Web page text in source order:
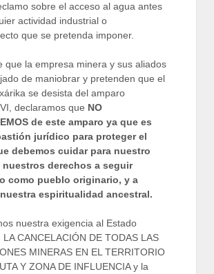
sobre el acceso al agua antes
actividad industrial o
que se pretenda imponer.
que la empresa minera y sus aliados
de maniobrar y pretenden que el
se desista del amparo
declaramos que NO
de este amparo ya que es
jurídico para proteger el
debemos cuidar para nuestro
nuestros derechos a seguir
como pueblo originario, y a
espiritualidad ancestral.
nuestra exigencia al Estado
LA CANCELACIÓN DE TODAS LAS
MINERAS EN EL TERRITORIO
Y ZONA DE INFLUENCIA y la